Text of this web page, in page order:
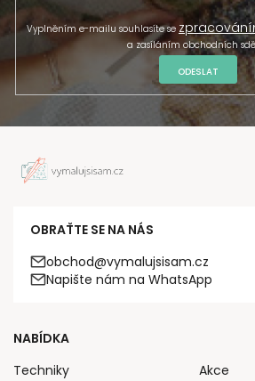
Vyplněním e-mailu souhlasíte se
a zasíláním obchodních
ODESLAT
OBRAŤTE SE NA NÁS
obchod@vymalujsisam.cz
Napište nám na WhatsApp
NABÍDKA
Techniky
Akce